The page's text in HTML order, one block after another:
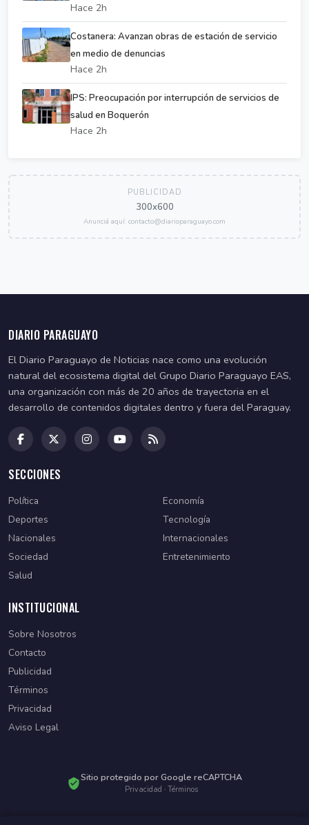
Hace 2h
Costanera: Avanzan obras de estación de servicio
en medio de denuncias
Hace 2h
IPS: Preocupación por interrupción de servicios de
salud en Boquerón
Hace 2h
PUBLICIDAD
300x600
Anunciá aquí: contacto@diarioparaguayo.com
DIARIO PARAGUAYO
El Diario Paraguayo de Noticias nace como una evolución
natural del ecosistema digital del Grupo Diario Paraguayo EAS,
una organización con más de 20 años de trayectoria en el
desarrollo de contenidos digitales dentro y fuera del Paraguay.
SECCIONES
Política
Economía
Deportes
Tecnología
Nacionales
Internacionales
Sociedad
Entretenimiento
Salud
INSTITUCIONAL
Sobre Nosotros
Contacto
Publicidad
Términos
Privacidad
Aviso Legal
Sitio protegido por Google reCAPTCHA
Privacidad · Términos